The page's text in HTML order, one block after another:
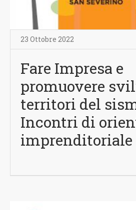
23 Ottobre 2022
Fare Impresa e
promuovere
territori del
Incontri di
imprenditoriale